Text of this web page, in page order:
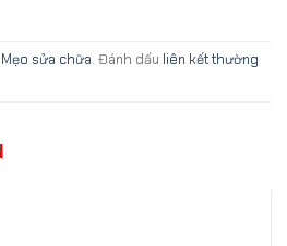
Mẹo sửa chữa. Đánh dấu liên kết thường